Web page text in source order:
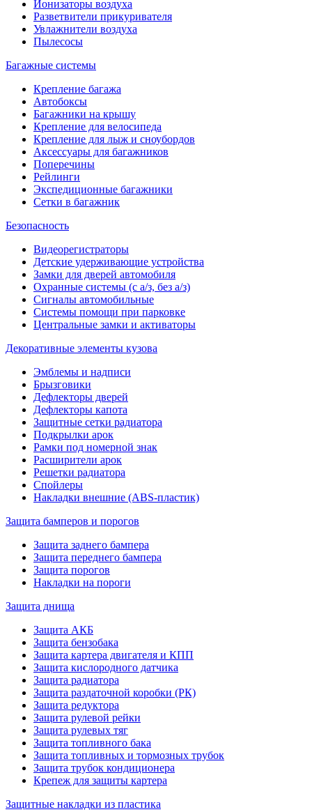
Ионизаторы воздуха
Разветвители прикуривателя
Увлажнители воздуха
Пылесосы
Багажные системы
Крепление багажа
Автобоксы
Багажники на крышу
Крепление для велосипеда
Крепление для лыж и сноубордов
Аксессуары для багажников
Поперечины
Рейлинги
Экспедиционные багажники
Сетки в багажник
Безопасность
Видеорегистраторы
Детские удерживающие устройства
Замки для дверей автомобиля
Охранные системы (с а/з, без а/з)
Сигналы автомобильные
Системы помощи при парковке
Центральные замки и активаторы
Декоративные элементы кузова
Эмблемы и надписи
Брызговики
Дефлекторы дверей
Дефлекторы капота
Защитные сетки радиатора
Подкрылки арок
Рамки под номерной знак
Расширители арок
Решетки радиатора
Спойлеры
Накладки внешние (ABS-пластик)
Защита бамперов и порогов
Защита заднего бампера
Защита переднего бампера
Защита порогов
Накладки на пороги
Защита днища
Защита АКБ
Защита бензобака
Защита картера двигателя и КПП
Защита кислородного датчика
Защита радиатора
Защита раздаточной коробки (РК)
Защита редуктора
Защита рулевой рейки
Защита рулевых тяг
Защита топливного бака
Защита топливных и тормозных трубок
Защита трубок кондиционера
Крепеж для защиты картера
Защитные накладки из пластика